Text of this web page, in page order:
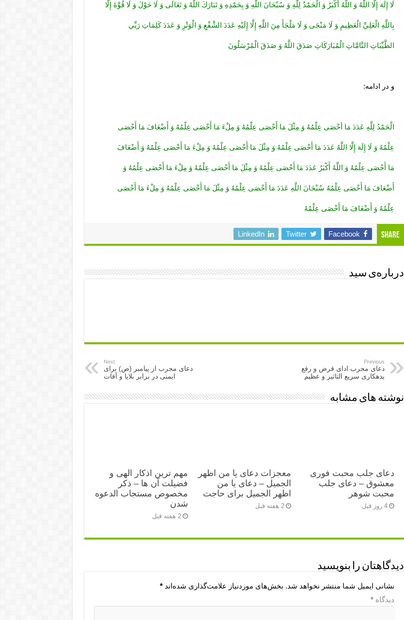
لَا إِلَهَ إِلَّا اللَّهُ وَ اللَّهُ أَكْبَرُ وَ الْحَمْدُ لِلَّهِ وَ سُبْحَانَ اللَّهِ وَ بِحَمْدِهِ وَ تَبَارَكَ اللَّهُ وَ تَعَالَى وَ لَا حَوْلَ وَ لَا قُوَّةَ إِلَّا
بِاللَّهِ الْعَلِيِّ الْعَظِيمِ وَ لَا مَنْجَى وَ لَا مَلْجَأَ مِنَ اللَّهِ إِلَّا إِلَيْهِ عَدَدَ الشَّفْعِ وَ الْوَتْرِ وَ عَدَدَ كَلِمَاتِ رَبِّي
الطَّيِّبَاتِ التَّامَّاتِ الْمُبَارَكَاتِ صَدَقَ اللَّهُ وَ صَدَقَ الْمُرْسَلُونَ
و در ادامه:
الْحَمْدُ لِلَّهِ عَدَدَ مَا أحْصَى عِلْمُهُ وَ مِثْلَ مَا أَحْصَى عِلْمُهُ وَ مِلْ‏ءَ مَا أَحْصَى عِلْمُهُ وَ أَضْعَافَ مَا أَحْصَى
عِلْمُهُ وَ لَا إِلَهَ إِلَّا اللَّهُ عَدَدَ مَا أَحْصَى عِلْمُهُ وَ مِثْلَ مَا أَحْصَى عِلْمُهُ وَ مِلْ‏ءَ مَا أَحْصَى عِلْمُهُ وَ أَضْعَافَ
مَا أَحْصَى عِلْمُهُ وَ اللَّهُ أَكْبَرُ عَدَدَ مَا أَحْصَى عِلْمُهُ وَ مِثْلَ مَا أَحْصَى عِلْمُهُ وَ مِلْ‏ءَ مَا أَحْصَى عِلْمُهُ وَ
أَضْعَافَ مَا أَحْصَى عِلْمُهُ سُبْحَانَ اللَّهِ عَدَدَ مَا أَحْصَى عِلْمُهُ وَ مِثْلَ مَا أَحْصَى عِلْمُهُ وَ مِلْ‏ءَ مَا أَحْصَى
عِلْمُهُ وَ أَضْعَافَ مَا أَحْصَى عِلْمُهُ
Share
Facebook
Twitter
LinkedIn
درباره‌ی سید
Previous
دعای مجرب ادای قرض و رفع
بدهکاری سریع التاثیر و عظیم
Next
دعای مجرب از پیامبر (ص) برای
ایمنی در برابر بلایا و آفات
نوشته های مشابه
دعای جلب محبت فوری
معشوق – دعای جلب
محبت شوهر
4 روز قبل
معجزات دعای یا من اظهر
الجمیل – دعای یا من
اظهر الجمیل برای حاجت
2 هفته قبل
مهم ترین اذکار الهی و
فضیلت آن ها – ذکر
مخصوص مستجاب الدعوه
شدن
2 هفته قبل
دیدگاهتان را بنویسید
نشانی ایمیل شما منتشر نخواهد شد. بخش‌های موردنیاز علامت‌گذاری شده‌اند*
دیدگاه*